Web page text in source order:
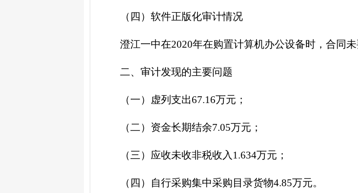
（四）软件正版化审计情况
澄江一中在2020年在购置计算机办公设备时，合同
二、审计发现的主要问题
（一）虚列支出67.16万元 ；
（二）资金长期结余7.05万元 ；
（三）应收未收非税收入 1.634万元 ；
（四）自行采购集中采购目录货物4.85万元。